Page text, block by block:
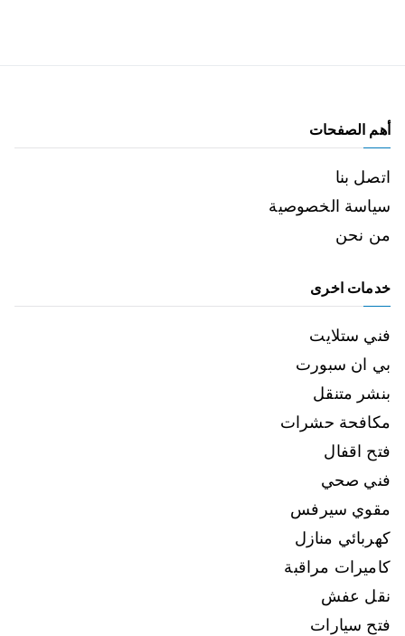
أهم الصفحات
اتصل بنا
سياسة الخصوصية
من نحن
خدمات اخرى
فني ستلايت
بي ان سبورت
بنشر متنقل
مكافحة حشرات
فتح اقفال
فني صحي
مقوي سيرفس
كهربائي منازل
كاميرات مراقبة
نقل عفش
فتح سيارات